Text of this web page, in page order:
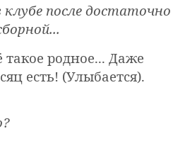
после достаточно
такое родное... Даже
есть! (Улыбается).